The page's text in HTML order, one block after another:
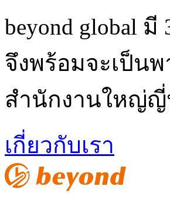
beyond global
จึงพร้อมจะเป็น
สำนักงานใหญ่ญี่
เกี่ยวกับเรา